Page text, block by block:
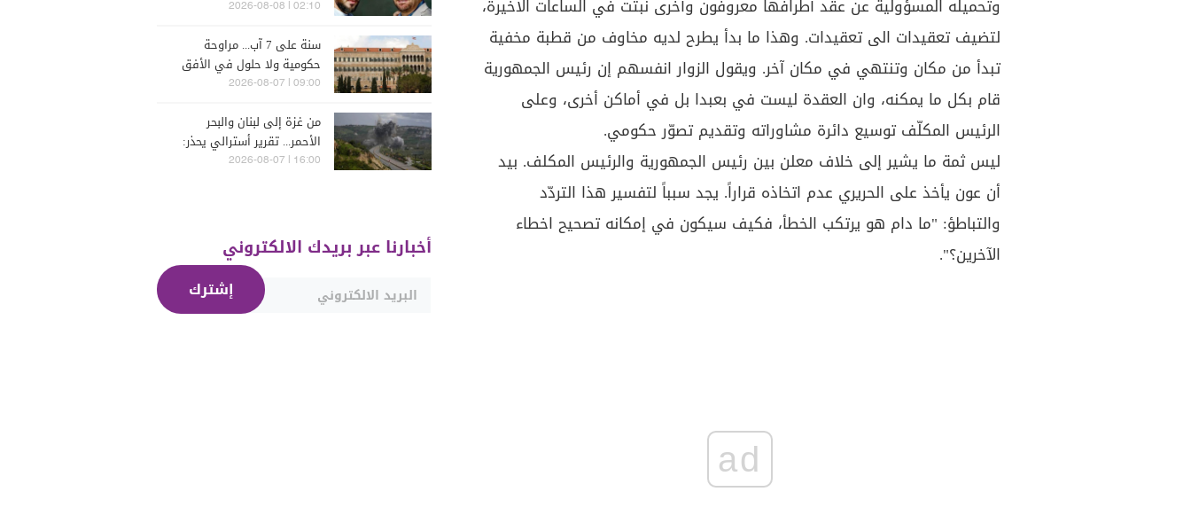
وتحميله المسؤولية عن عقد أطرافها معروفون وأخرى نبتت في الساعات الاخيرة،
لتضيف تعقيدات الى تعقيدات. وهذا ما بدأ يطرح لديه مخاوف من قطبة مخفية
تبدأ من مكان وتنتهي في مكان آخر. ويقول الزوار انفسهم إن رئيس الجمهورية
قام بكل ما يمكنه، وان العقدة ليست في بعبدا بل في أماكن أخرى، وعلى
الرئيس المكلّف توسيع دائرة مشاوراته وتقديم تصوّر حكومي.
ليس ثمة ما يشير إلى خلاف معلن بين رئيس الجمهورية والرئيس المكلف. بيد
أن عون يأخذ على الحريري عدم اتخاذه قراراً. يجد سبباً لتفسير هذا التردّد
والتباطؤ: "ما دام هو يرتكب الخطأ، فكيف سيكون في إمكانه تصحيح اخطاء
الآخرين؟".
ad
فارس (فيديو)
02:10 | 2026-08-08
سنة على 7 آب... مراوحة
حكومية ولا حلول في الأفق
المنظور
09:00 | 2026-08-07
من غزة إلى لبنان والبحر
الأحمر... تقرير أسترالي يحذر:
الشرق الأوسط يدخل أخطر
16:00 | 2026-08-07
أخبارنا عبر بريدك الالكتروني
إشترك